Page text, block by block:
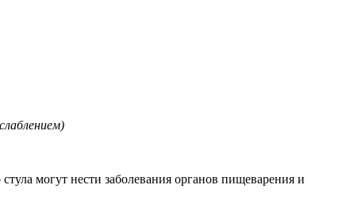
могут нести заболевания органов пищеварения и